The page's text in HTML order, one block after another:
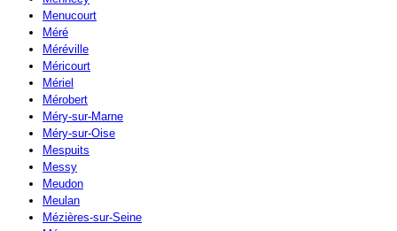
Menucourt
Méré
Méréville
Méricourt
Mériel
Mérobert
Méry-sur-Marne
Méry-sur-Oise
Mespuits
Messy
Meudon
Meulan
Mézières-sur-Seine